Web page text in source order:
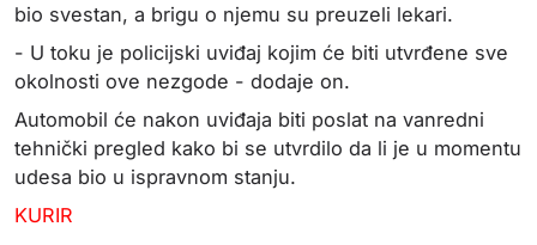
bio svestan, a brigu o njemu su preuzeli lekari.
- U toku je policijski uviđaj kojim će biti utvrđene sve
okolnosti ove nezgode - dodaje on.
Automobil će nakon uviđaja biti poslat na vanredni
tehnički pregled kako bi se utvrdilo da li je u momentu
udesa bio u ispravnom stanju.
KURIR